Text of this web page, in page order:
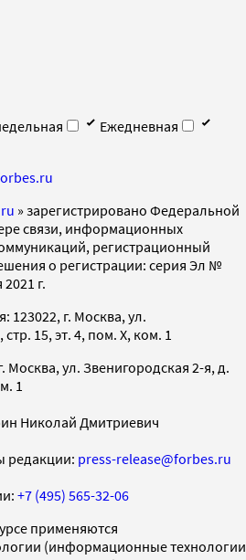
Ежедневная
» зарегистрировано Федеральной
связи, информационных
регистрационный
о регистрации: серия Эл №
г.
123022, г. Москва, ул.
15, эт. 4, пом. X, ком. 1
Москва, ул. Звенигородская 2-я, д.
1
Николай Дмитриевич
редакции: press-release@forbes.ru
+7 (495) 565-32-06
применяются
(информационные технологии